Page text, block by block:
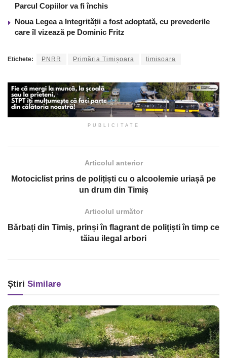
Parcul Copiilor va fi închis
Noua Legea a Integrității a fost adoptată, cu prevederile
care îl vizează pe Dominic Fritz
Etichete: PNRR Primăria Timișoara timisoara
PUBLICITATE
Articolul anterior
Motociclist prins de polițiști cu o alcoolemie uriașă pe
un drum din Timiș
Articolul următor
Bărbați din Timiș, prinși în flagrant de polițiști în timp ce
tăiau ilegal arbori
Știri Similare